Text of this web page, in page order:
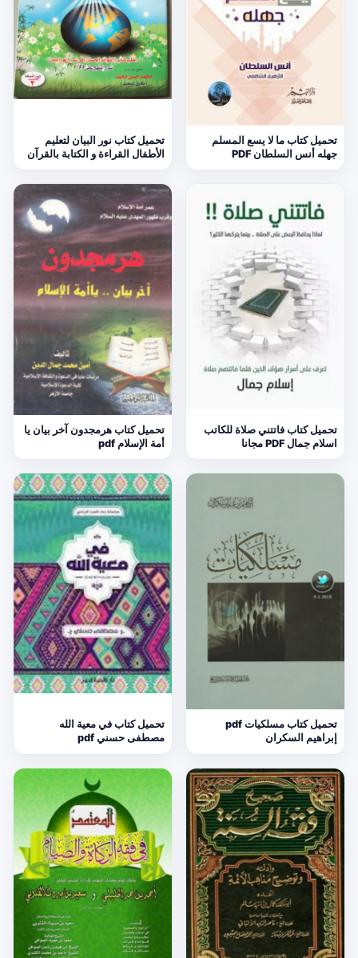
تحميل كتاب ما لا يسع المسلم
جهله أنس السلطان PDF
تحميل كتاب نور البيان لتعليم
الأطفال القراءة و الكتابة بالقرآن
تحميل كتاب فاتتني صلاة للكاتب
اسلام جمال PDF مجانا
تحميل كتاب هرمجدون آخر بيان يا
أمة الإسلام pdf
تحميل كتاب مسلكيات pdf
إبراهيم السكران
تحميل كتاب في معية الله
مصطفى حسني pdf